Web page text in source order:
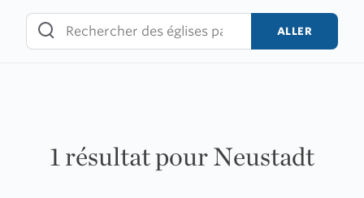
content
ALLER
1 résultat pour Neustadt